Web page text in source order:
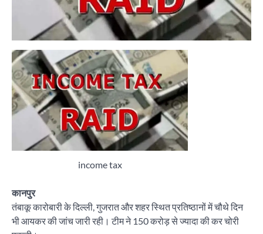
income tax
कानपुर
तंबाकू कारोबारी के दिल्ली, गुजरात और शहर स्थित प्रतिष्ठानों में चौथे दिन
भी आयकर की जांच जारी रही। टीम ने 150 करोड़ से ज्यादा की कर चोरी